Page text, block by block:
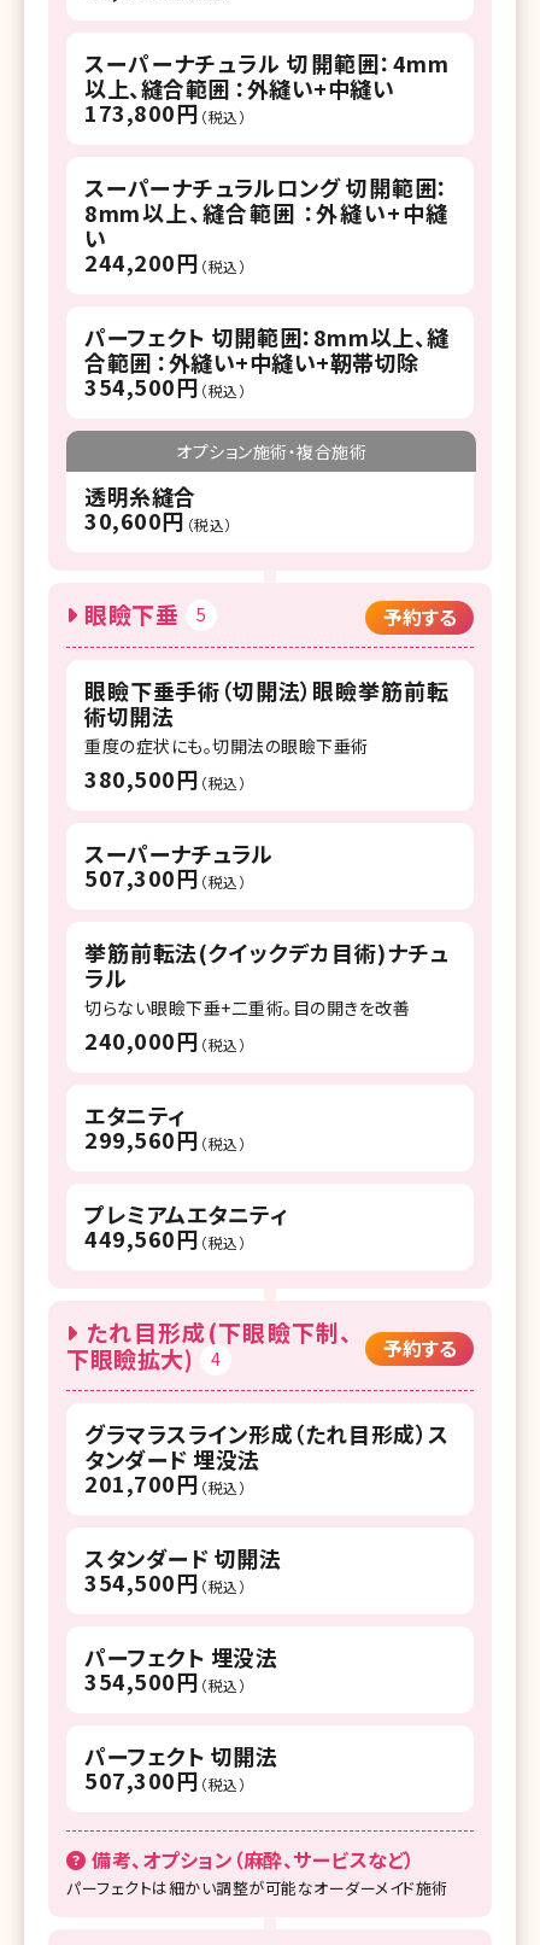
スーパーナチュラル 切開範囲：4mm
以上、縫合範囲 ：外縫い+中縫い
173,800円 （税込）
スーパーナチュラルロング 切開範囲：
8mm以上、縫合範囲 ：外縫い+中縫
い
244,200円 （税込）
パーフェクト 切開範囲：8mm以上、縫
合範囲 ：外縫い+中縫い+靭帯切除
354,500円 （税込）
オプション施術・複合施術
透明糸縫合
30,600円 （税込）
眼瞼下垂 5 予約する
眼瞼下垂手術（切開法）眼瞼挙筋前転
術切開法
重度の症状にも。切開法の眼瞼下垂術
380,500円 （税込）
スーパーナチュラル
507,300円 （税込）
挙筋前転法(クイックデカ目術)ナチュ
ラル
切らない眼瞼下垂+二重術。目の開きを改善
240,000円 （税込）
エタニティ
299,560円 （税込）
プレミアムエタニティ
449,560円 （税込）
たれ目形成(下眼瞼下制、
下眼瞼拡大)
4 予約する
グラマラスライン形成（たれ目形成）ス
タンダード 埋没法
201,700円 （税込）
スタンダード 切開法
354,500円 （税込）
パーフェクト 埋没法
354,500円 （税込）
パーフェクト 切開法
507,300円 （税込）
備考、オプション（麻酔、サービスなど）
パーフェクトは細かい調整が可能なオーダーメイド施術